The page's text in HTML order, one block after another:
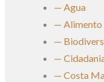
— Agua
— Alimento
—
—
— Costa